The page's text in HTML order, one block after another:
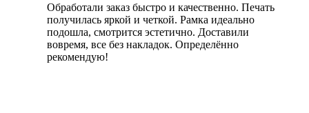
Обработали заказ быстро и качественно. Печать
получилась яркой и четкой. Рамка идеально
подошла, смотрится эстетично. Доставили
вовремя, все без накладок. Определённо
рекомендую!